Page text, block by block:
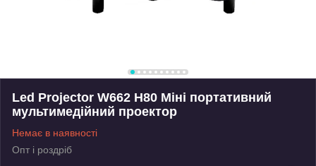
Led Projector W662 H80 Міні портативний
мультимедійний проектор
Немає в наявності
Опт і роздріб